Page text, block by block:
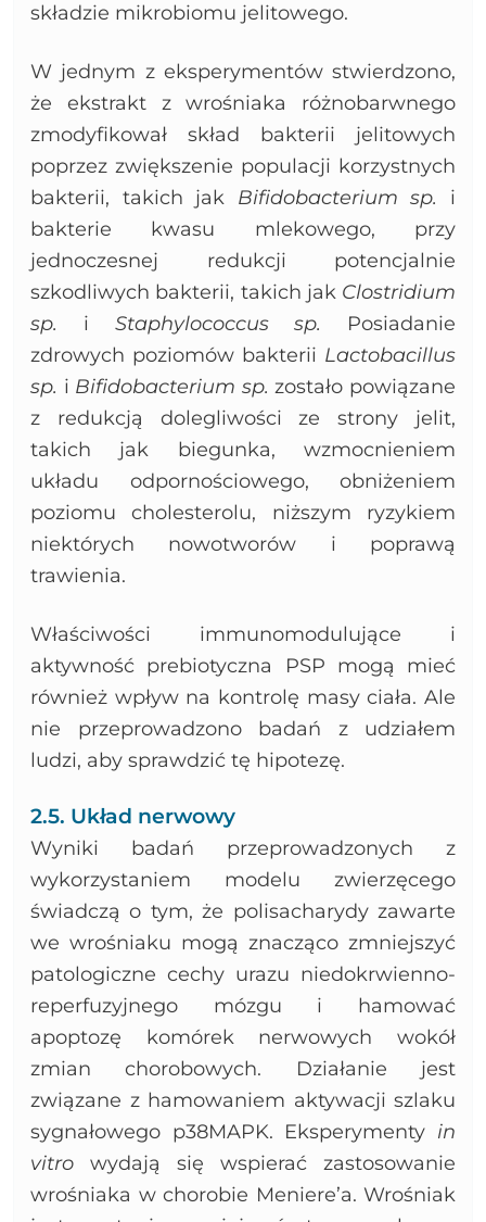
składzie mikrobiomu jelitowego.
W jednym z eksperymentów stwierdzono,
że ekstrakt z wrośniaka różnobarwnego
zmodyfikował skład bakterii jelitowych
poprzez zwiększenie populacji korzystnych
bakterii, takich jak Bifidobacterium sp.
i
bakterie kwasu mlekowego, przy
jednoczesnej redukcji potencjalnie
szkodliwych bakterii, takich jak Clostridium
sp. i Staphylococcus sp.
Posiadanie
zdrowych poziomów bakterii Lactobacillus
sp. i Bifidobacterium sp. zostało powiązane
z redukcją dolegliwości ze strony jelit,
takich jak biegunka, wzmocnieniem
układu odpornościowego, obniżeniem
poziomu cholesterolu, niższym ryzykiem
niektórych nowotworów i poprawą
trawienia.
Właściwości immunomodulujące i
aktywność prebiotyczna PSP mogą mieć
również wpływ na kontrolę masy ciała. Ale
nie przeprowadzono badań z udziałem
ludzi, aby sprawdzić tę hipotezę.
2.5. Układ nerwowy
Wyniki badań przeprowadzonych z
wykorzystaniem modelu zwierzęcego
świadczą o tym, że polisacharydy zawarte
we wrośniaku mogą znacząco zmniejszyć
patologiczne cechy urazu niedokrwienno-
reperfuzyjnego mózgu i hamować
apoptozę komórek nerwowych wokół
zmian chorobowych. Działanie jest
związane z hamowaniem aktywacji szlaku
sygnałowego p38MAPK. Eksperymenty in
vitro wydają się wspierać zastosowanie
wrośniaka w chorobie Meniere’a. Wrośniak